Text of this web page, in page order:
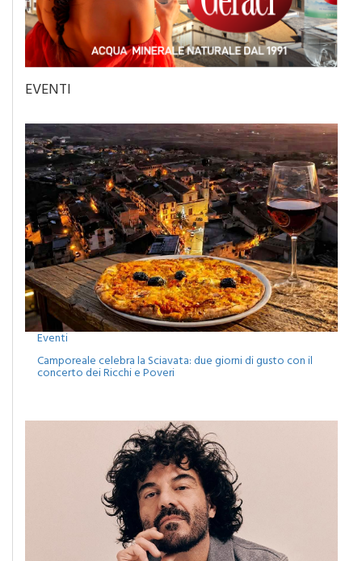
Eventi
Camporeale celebra la Sciavata: due giorni di gusto con il